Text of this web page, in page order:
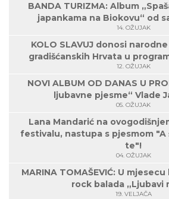
BANDA TURIZMA: Album
japankama na Biokovu“ od
14. OŽUJAK
KOLO SLAVUJ donosi
gradišćanskih Hrvata u
12. OŽUJAK
NOVI ALBUM OD DANAS U
ljubavne pjesme“ Vlade
05. OŽUJAK
Lana Mandarić na
festivalu, nastupa s pjesmom "A
te"!
04. OŽUJAK
MARINA TOMAŠEVIĆ: U
rock balada „Ljubavi
19. VELJAČA